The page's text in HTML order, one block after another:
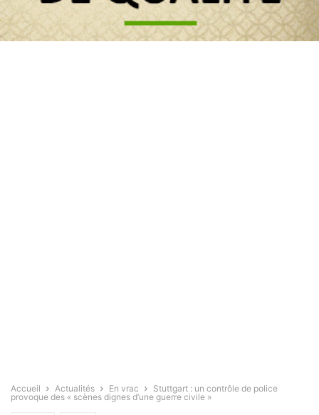
Accueil Actualités En vrac
Stuttgart : un contrôle de police
provoque des « scènes dignes d’une guerre civile »